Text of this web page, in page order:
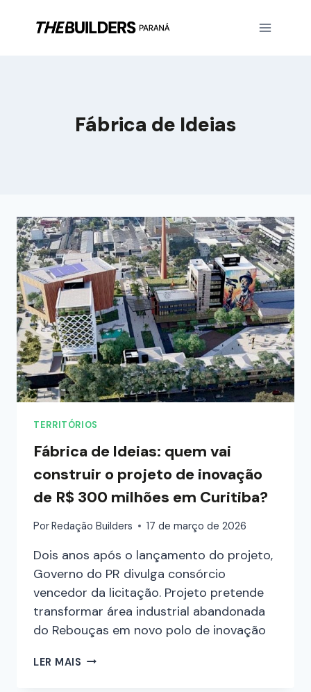
Fábrica de Ideias
TERRITÓRIOS
Fábrica de ldeias: quem vai
construir o projeto de inovação
de R$ 300 milhões em Curitiba?
PorRedação Builders 17 de março de 2026
Dois anos após o lançamento do projeto,
Governo do PR divulga consórcio
vencedor da licitação. Projeto pretende
transformar área industrial abandonada
do Rebouças em novo polo de inovação
LER MAIS